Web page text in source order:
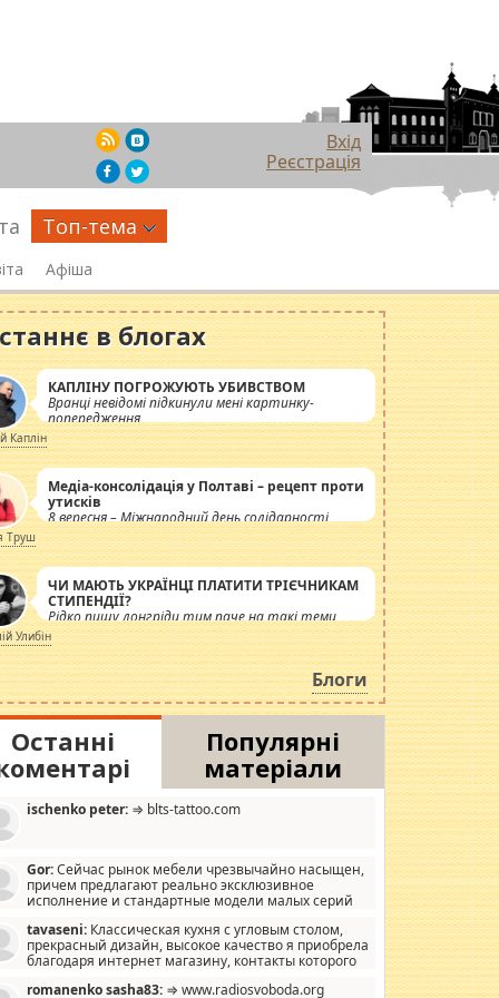
Вхід
Реєстрація
Топ-тема
Афіша
в блогах
КАПЛІНУ ПОГРОЖУЮТЬ УБИВСТВОМ
Вранці невідомі підкинули мені картинку-
попередження
Каплін
Медіа-консолідація у Полтаві – рецепт проти
утисків
8 вересня – Міжнародний день солідарності
журналістів.
Труш
ЧИ МАЮТЬ УКРАЇНЦІ ПЛАТИТИ ТРІЄЧНИКАМ
СТИПЕНДІЇ?
Рідко пишу лонгріди тим паче на такі теми,
але вже просто дістало! Обурюють сьогоднішні
інсенуації навколо стипендіального питання.
Штучно роздувається ще одна соціальна
катастрофа.
Улибін
Блоги
Останні
Популярні
матеріали
ischenko peter: ⇒ blts-tattoo.com
Gor:Сейчас рынок мебели чрезвычайно насыщен,
причем предлагают реально эксклюзивное
исполнение и стандартные модели малых серий
мало походит на стандартные формы, в MebelOk,
и что главное - со вкусом все в порядке,
ненужных наворотов удорожающих мебель, а это не
tavaseni: Классическая кухня с угловым столом,
прекрасный дизайн, высокое качество я приобрела
благодаря интернет магазину, контакты которого
romanenko sasha83: ⇒ www.radiosvoboda.org